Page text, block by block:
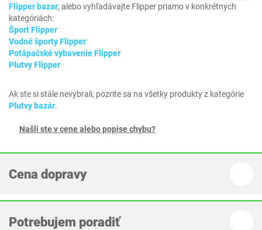
Flipper bazar, alebo vyhľadávajte Flipper priamo v konkrétnych
kategóriách:
Šport Flipper
Vodné športy Flipper
Potápačské vybavenie Flipper
Plutvy Flipper
Ak ste si stále nevybrali, pozrite sa na všetky produkty z kategórie
Plutvy bazár.
Našli ste v cene alebo popise chybu?
Cena dopravy
Potrebujem poradiť